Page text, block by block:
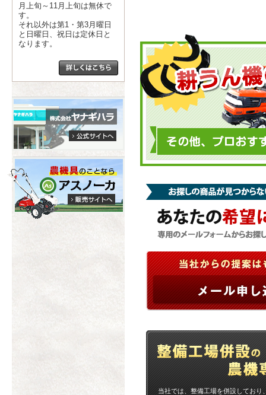
当社では、整備工場を併設してお
月上旬～11月上旬は無休で
す。
それ以外は第1・第3月曜日
と日曜日、祝日は定休日と
なります。